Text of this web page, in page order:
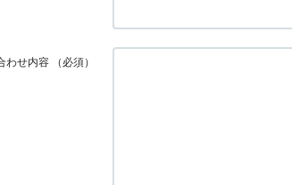
わせ内容 （必須）